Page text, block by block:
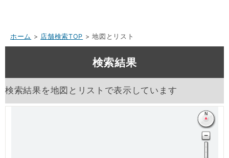
ホーム > 店舗検索TOP > 地図とリスト
検索結果
検索結果を地図とリストで表示しています